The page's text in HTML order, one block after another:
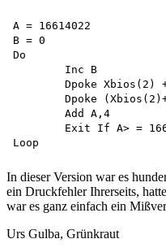
A = 16614022
B = 0
Do
In dieser Version war es
ein Druckfehler Ihrerseits,
war es ganz einfach ein
Urs Gulba, Grünkraut